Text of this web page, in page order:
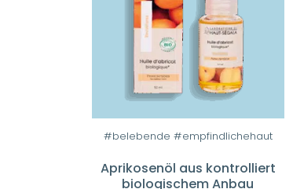
#belebende #empfindlichehaut
Aprikosenöl aus kontrolliert
biologischem Anbau